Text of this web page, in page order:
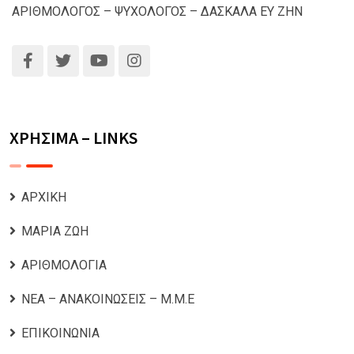
ΑΡΙΘΜΟΛΟΓΟΣ – ΨΥΧΟΛΟΓΟΣ – ΔΑΣΚΑΛΑ ΕΥ ΖΗΝ
ΧΡΗΣΙΜΑ – LINKS
ΑΡΧΙΚΗ
ΜΑΡΙΑ ΖΩΗ
ΑΡΙΘΜΟΛΟΓΙΑ
ΝΕΑ – ΑΝΑΚΟΙΝΩΣΕΙΣ – Μ.Μ.Ε
ΕΠΙΚΟΙΝΩΝΙΑ